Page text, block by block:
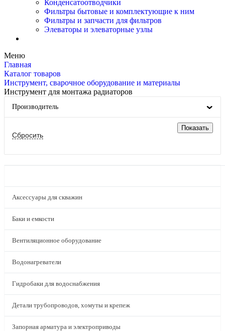
Конденсатоотводчики
Фильтры бытовые и комплектующие к ним
Фильтры и запчасти для фильтров
Элеваторы и элеваторные узлы
Меню
Главная
Каталог товаров
Инструмент, сварочное оборудование и материалы
Инструмент для монтажа радиаторов
Производитель
Аксессуары для скважин
Баки и емкости
Вентиляционное оборудование
Водонагреватели
Гидробаки для водоснабжения
Детали трубопроводов, хомуты и крепеж
Запорная арматура и электроприводы